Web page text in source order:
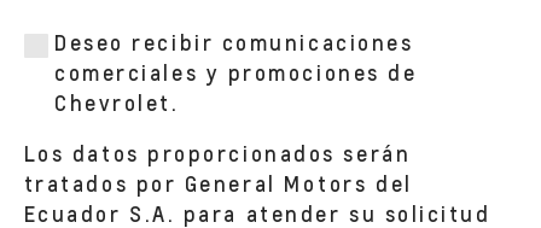
METROCAR - GONZALEZ SUAREZ
(MATRIZ)
Av. Orellana y San Ignacio
METROCAR - CUENCA AV. REMIGIO
Av. Remigio Crespo N.- 2-17 y Federico
Deseo recibir comunicaciones
comerciales y promociones de
Chevrolet.
Los datos proporcionados serán
tratados por General Motors del
Ecuador S.A. para atender su solicitud